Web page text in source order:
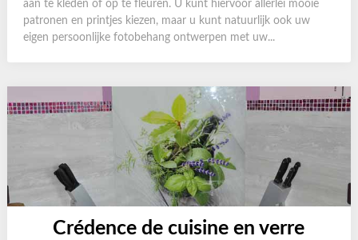
aan te kleden of op te fleuren. U kunt hiervoor allerlei mooie
patronen en printjes kiezen, maar u kunt natuurlijk ook uw
eigen persoonlijke fotobehang ontwerpen met uw...
Crédence de cuisine en verre